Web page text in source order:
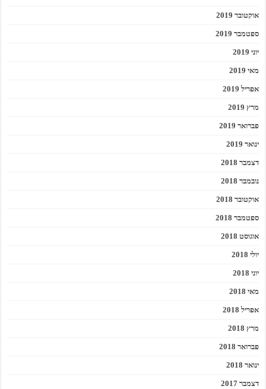
אוקטובר 2019
ספטמבר 2019
יוני 2019
מאי 2019
אפריל 2019
מרץ 2019
פברואר 2019
ינואר 2019
דצמבר 2018
נובמבר 2018
אוקטובר 2018
ספטמבר 2018
אוגוסט 2018
יולי 2018
יוני 2018
מאי 2018
אפריל 2018
מרץ 2018
פברואר 2018
ינואר 2018
דצמבר 2017